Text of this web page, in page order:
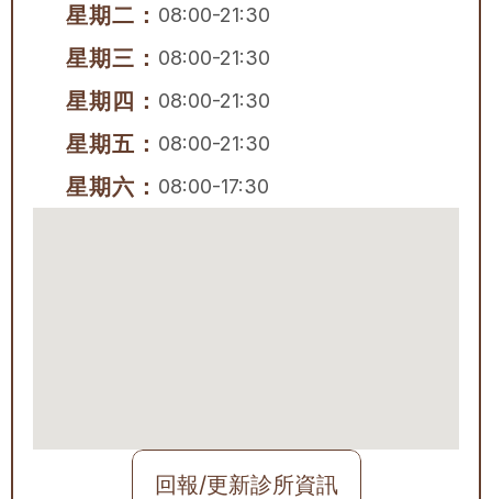
星期二： 08:00-21:30
星期三： 08:00-21:30
星期四： 08:00-21:30
星期五： 08:00-21:30
星期六： 08:00-17:30
回報/更新診所資訊